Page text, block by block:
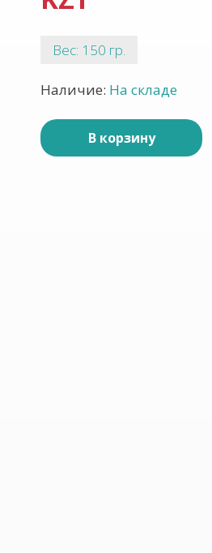
Вес: 150 гр.
Наличие: На складе
В корзину